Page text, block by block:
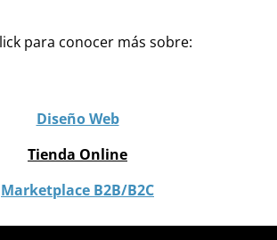
para conocer más sobre:
Diseño Web
Tienda Online
Marketplace B2B/B2C